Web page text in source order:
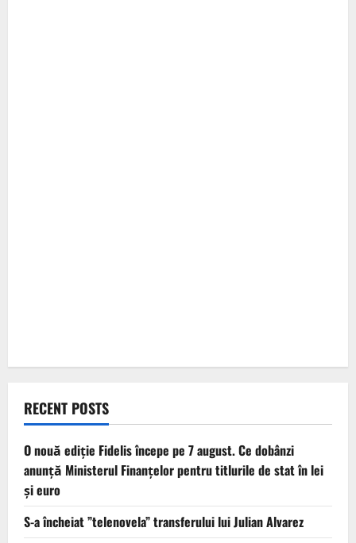
RECENT POSTS
O nouă ediție Fidelis începe pe 7 august. Ce dobânzi
anunță Ministerul Finanțelor pentru titlurile de stat în lei
și euro
S-a încheiat ”telenovela” transferului lui Julian Alvarez